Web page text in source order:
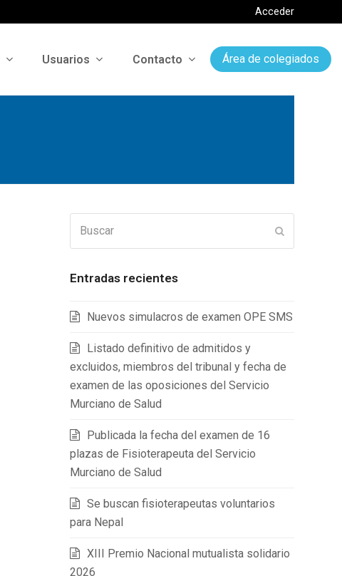
Acceder
Usuarios Contacto Área de colegiados
Entradas recientes
Nuevos simulacros de examen OPE SMS
Listado definitivo de admitidos y
excluidos, miembros del tribunal y fecha de
examen de las oposiciones del Servicio
Murciano de Salud
Publicada la fecha del examen de 16
plazas de Fisioterapeuta del Servicio
Murciano de Salud
Se buscan fisioterapeutas voluntarios
para Nepal
XIII Premio Nacional mutualista solidario
2026